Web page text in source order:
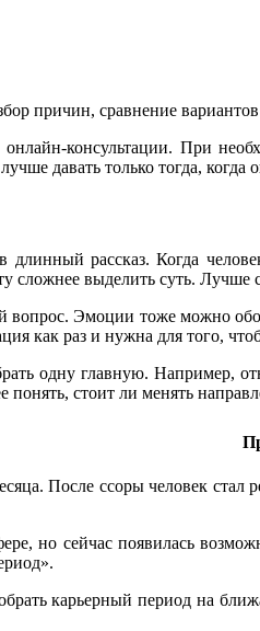
причин, сравнение
консультации. При
давать только тогда,
рассказ. Когда
выделить суть. Лучше
вопрос. Эмоции тоже можно
как раз и нужна для того,
одну главную. Например,
понять, стоит ли менять
После ссоры человек стал
но сейчас появилась
карьерный период на